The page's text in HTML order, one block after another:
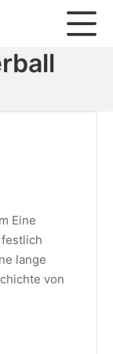
Jena
Eine
lange
von